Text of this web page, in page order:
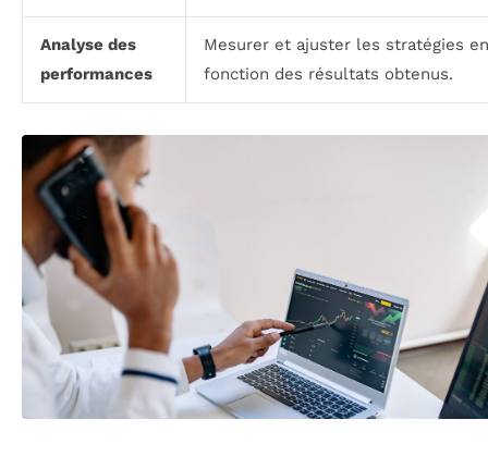
Analyse des
performances
Mesurer et ajuster les stratégies en
fonction des résultats obtenus.